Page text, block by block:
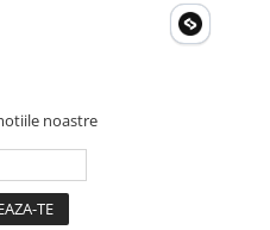
noastre